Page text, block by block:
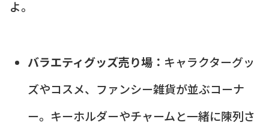
よ。
バラエティグッズ売り場： キャラクターグッ
ズやコスメ、ファンシー雑貨が並ぶコーナ
ー。キーホルダーやチャームと一緒に陳列さ